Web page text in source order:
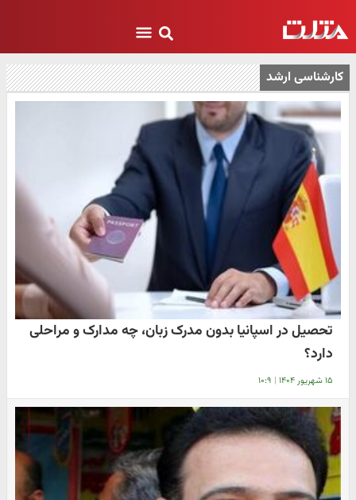
کارشناسی ارشد
تحصیل در اسپانیا بدون مدرک زبان، چه مدارک و مراحلی
دارد؟
۱۵ شهریور ۱۴۰۴ | ۱۰:۹